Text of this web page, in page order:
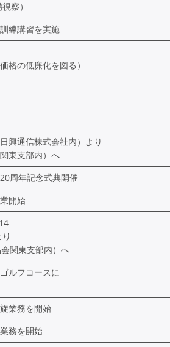
察）
練講習を実施
格の低廉化を図る）
興通信株式会社内）より
東支部内）へ
周年記念式典開催
開始
関東支部内）へ
ルフコースに
業務を開始
務を開始